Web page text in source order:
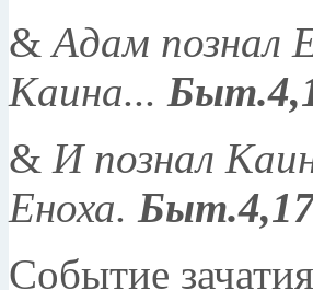
& Адам познал
Каина...
& И познал
Еноха.
Событие